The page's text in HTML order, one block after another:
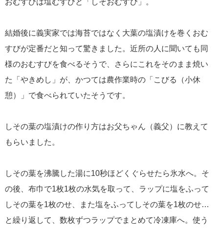
おむすびは塩むすびと「しそおむすび」。
結婚後に義実家では海苔ではなく大葉の塩漬けを巻くおむ
すびが定番だと知って驚きました。近所の人に聞いても同
様のおむすびを食べるそうで、さらにこれをそのまま焼い
た「やきめし」が、かつては農作業時の「こびる（小休
憩）」で食べられていたそうです。
しその葉の塩漬けの作り方はお父ちゃん（義父）に教えて
もらいました。
しその葉を沸騰した湯に10秒ほどくぐらせたら氷水へ。そ
の後、布巾で1枚1枚の水気を取って、ラップに塩をふって
しその葉を1枚のせ、また塩をふってしその葉を1枚のせ…
と繰り返して、数枚ずつラップでまとめて冷凍庫へ。使う